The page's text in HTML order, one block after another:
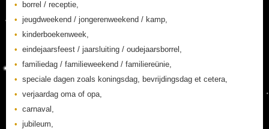
borrel / receptie,
jeugdweekend / jongerenweekend / kamp,
kinderboekenweek,
eindejaarsfeest / jaarsluiting / oudejaarsborrel,
familiedag / familieweekend / familiereünie,
speciale dagen zoals koningsdag, bevrijdingsdag et cetera,
verjaardag oma of opa,
carnaval,
jubileum,